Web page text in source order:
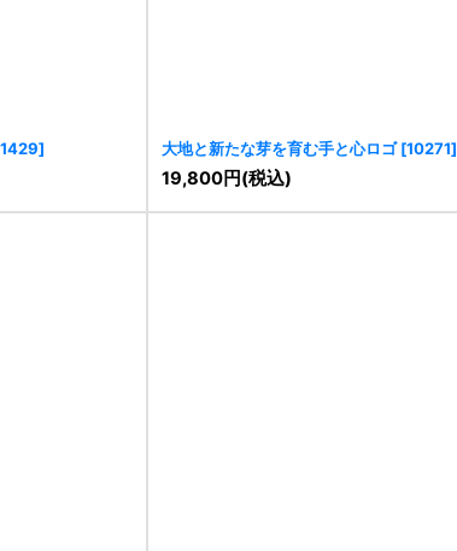
] 大地と新たな芽を育む手と心ロゴ [10271]
19,800円(税込)